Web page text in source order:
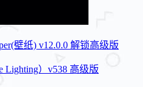
壁纸) v12.0.0 解锁高级版